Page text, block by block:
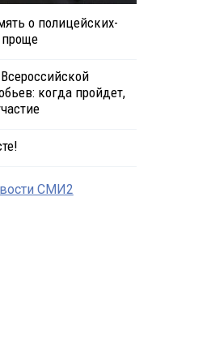
о полицейских-
проще
когда пройдет,
СМИ2